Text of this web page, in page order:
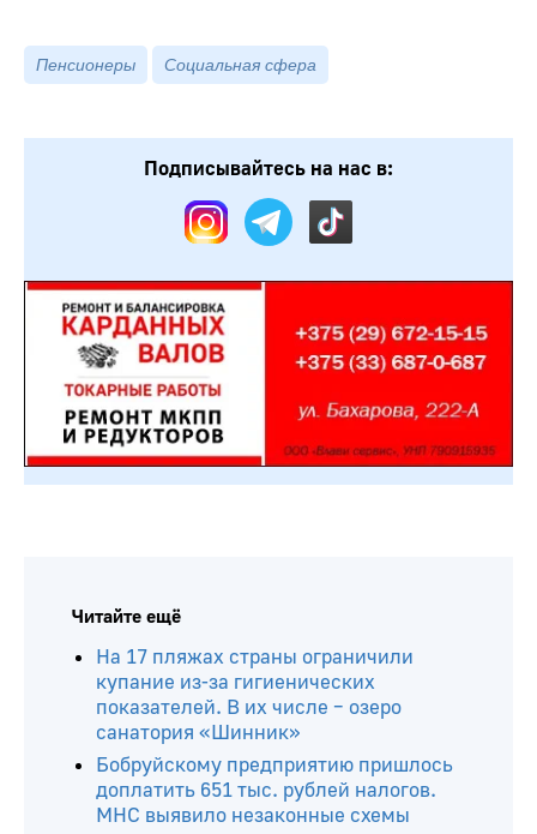
Пенсионеры Социальная сфера
Подписывайтесь на нас в:
Читайте ещё
На 17 пляжах страны ограничили
купание из-за гигиенических
показателей. В их числе – озеро
санатория «Шинник»
Бобруйскому предприятию пришлось
доплатить 651 тыс. рублей налогов.
МНС выявило незаконные схемы